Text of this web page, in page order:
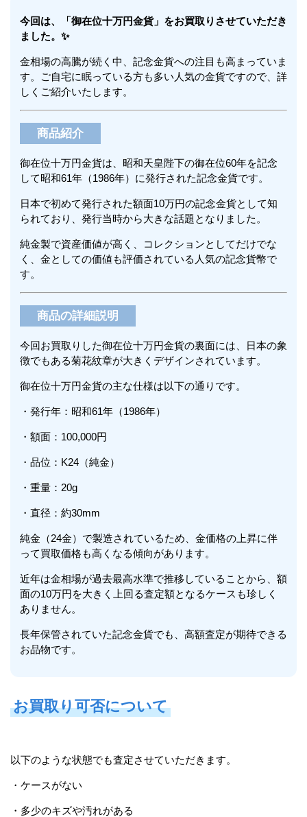
今回は、「御在位十万円金貨」をお買取りさせていただき
ました。✨
金相場の高騰が続く中、記念金貨への注目も高まっていま
す。ご自宅に眠っている方も多い人気の金貨ですので、詳
しくご紹介いたします。
商品紹介
御在位十万円金貨は、昭和天皇陛下の御在位60年を記念
して昭和61年（1986年）に発行された記念金貨です。
日本で初めて発行された額面10万円の記念金貨として知
られており、発行当時から大きな話題となりました。
純金製で資産価値が高く、コレクションとしてだけでな
く、金としての価値も評価されている人気の記念貨幣で
す。
商品の詳細説明
今回お買取りした御在位十万円金貨の裏面には、日本の象
徴でもある菊花紋章が大きくデザインされています。
御在位十万円金貨の主な仕様は以下の通りです。
・発行年：昭和61年（1986年）
・額面：100,000円
・品位：K24（純金）
・重量：20g
・直径：約30mm
純金（24金）で製造されているため、金価格の上昇に伴
って買取価格も高くなる傾向があります。
近年は金相場が過去最高水準で推移していることから、額
面の10万円を大きく上回る査定額となるケースも珍しく
ありません。
長年保管されていた記念金貨でも、高額査定が期待できる
お品物です。
お買取り可否について
以下のような状態でも査定させていただきます。
・ケースがない
・多少のキズや汚れがある